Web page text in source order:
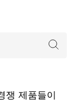
쟁 제품들이